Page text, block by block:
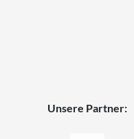
Unsere Partner: